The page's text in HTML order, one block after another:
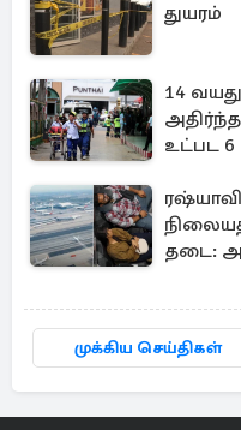
துயரம்
14
உட்பட 6
தடை:
முக்கிய செய்திகள்